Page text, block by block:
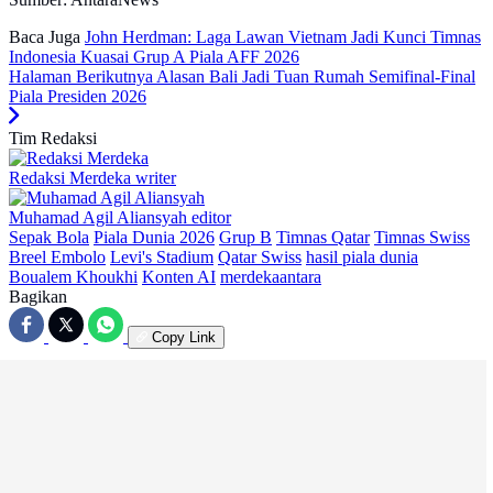
Baca Juga John Herdman: Laga Lawan Vietnam Jadi Kunci Timnas
Indonesia Kuasai Grup A Piala AFF 2026
Halaman Berikutnya Alasan Bali Jadi Tuan Rumah Semifinal-Final
Piala Presiden 2026
Tim Redaksi
Redaksi Merdeka writer
Muhamad Agil Aliansyah editor
Sepak Bola Piala Dunia 2026 Grup B Timnas Qatar Timnas Swiss
Breel Embolo Levi's Stadium Qatar Swiss hasil piala dunia
Boualem Khoukhi Konten AI merdekaantara
Bagikan
Copy Link